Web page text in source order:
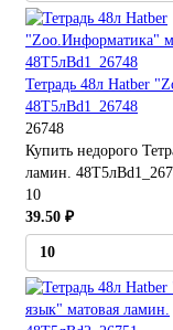
Тетрадь 48л Hatber
48Т5лBd1_26748
26748
Купить недорого
ламин.
10
39.50 ₽